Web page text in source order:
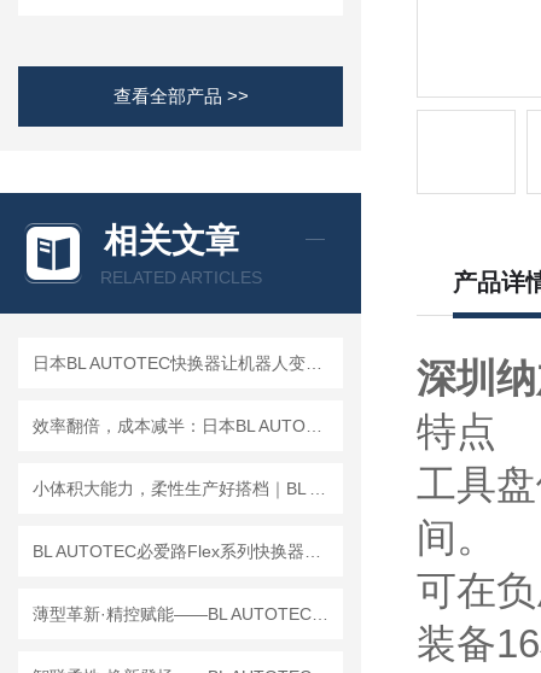
查看全部产品 >>
相关文章
RELATED ARTICLES 产品详
深圳
特点
工具
间。
可在
装备